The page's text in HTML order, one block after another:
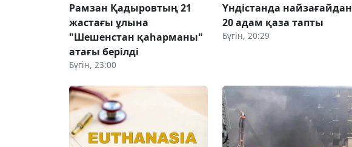
Рамзан Қадыровтың 21
жастағы ұлына
"Шешенстан қаһарманы"
атағы берілді
Бүгін, 23:00
Үндістанда найзағайдан
20 адам қаза тапты
Бүгін, 20:29